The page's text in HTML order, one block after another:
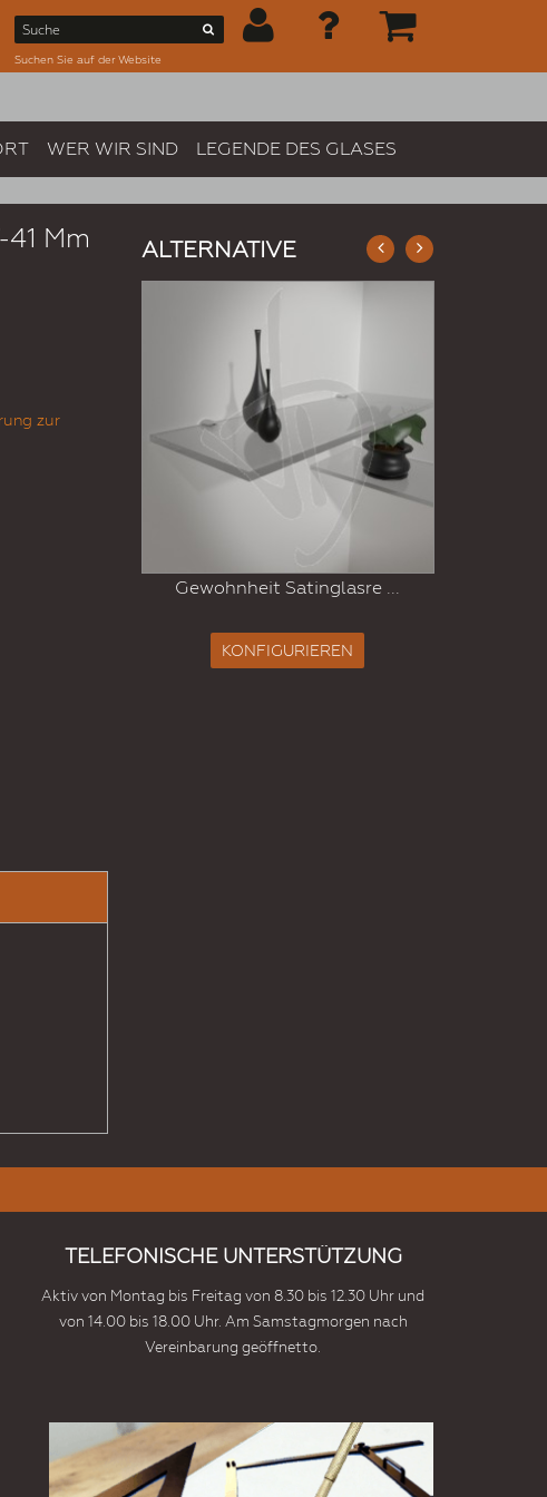
Suchen Sie auf der Website
WER WIR SIND LEGENDE DES GLASES
Mm
zur
ALTERNATIVE
...
Gewohnheit Satinglasre ...
KONFIGURIEREN
TELEFONISCHE UNTERSTÜTZUNG
Aktiv von Montag bis Freitag von 8.30 bis 12.30 Uhr und
von 14.00 bis 18.00 Uhr. Am Samstagmorgen nach
Vereinbarung geöffnetto.